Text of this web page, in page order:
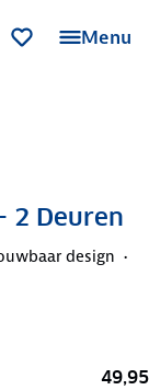
Menu
2 Deuren
design
49,95